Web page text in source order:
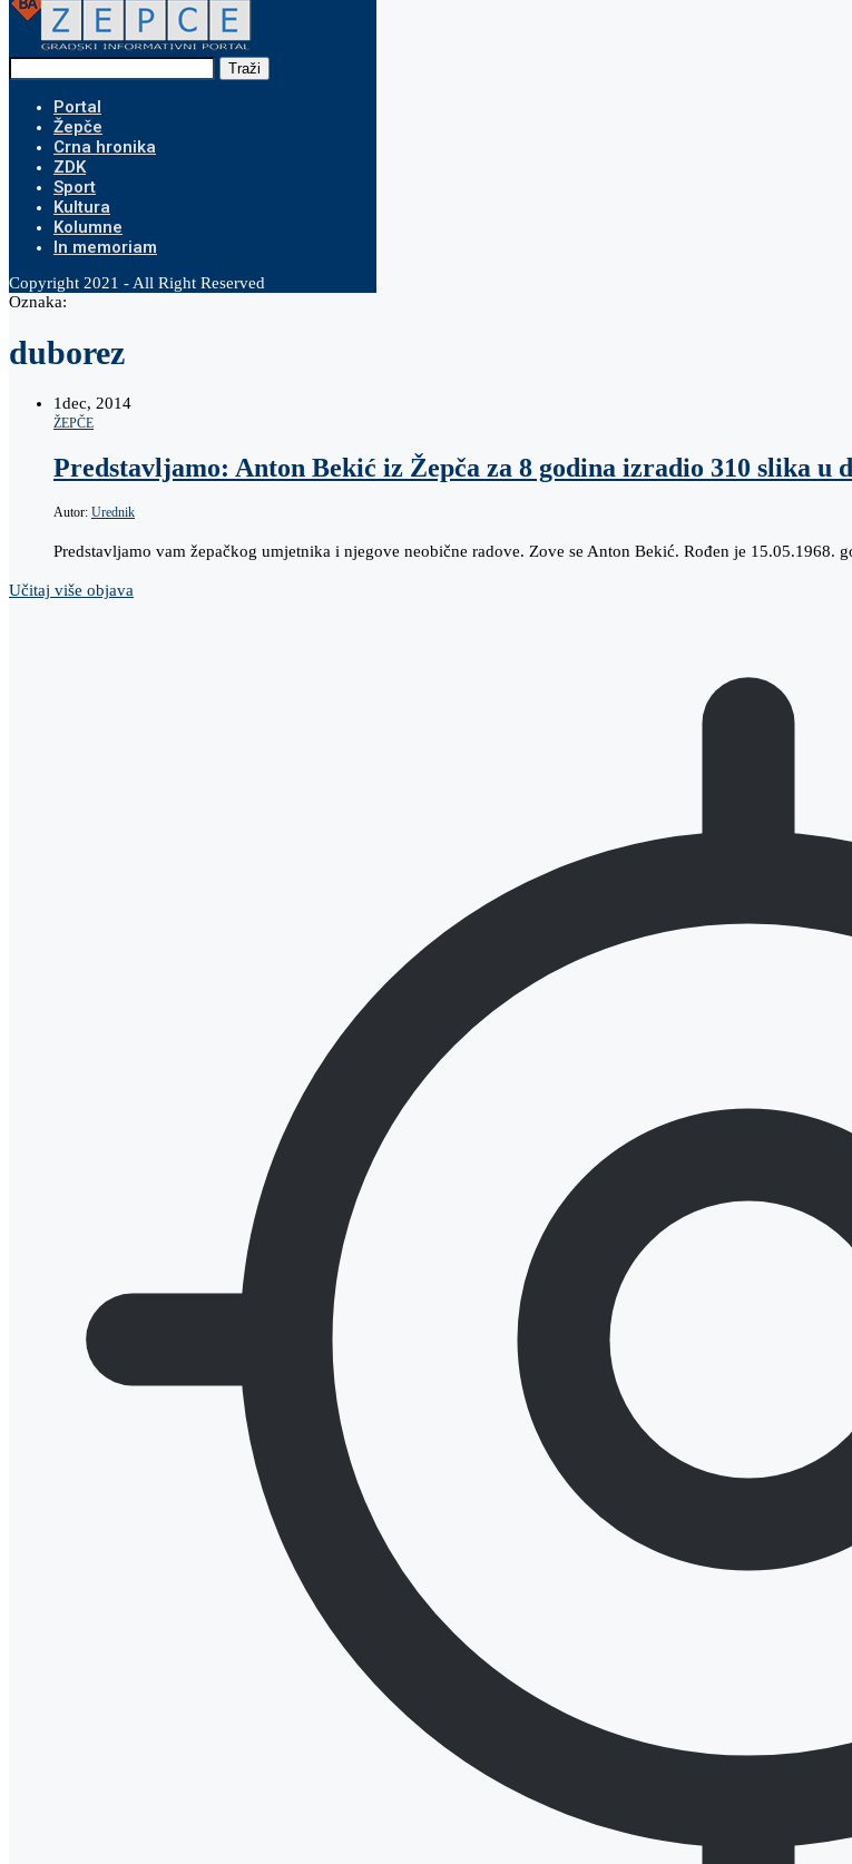
Traži
Portal
Žepče
Crna hronika
ZDK
Sport
Kultura
Kolumne
In memoriam
Copyright 2021 - All Right Reserved
Oznaka:
duborez
1dec, 2014
ŽEPČE
Predstavljamo: Anton Bekić iz Žepča za 8 godina izradio 310 slika u
Autor: Urednik
Predstavljamo vam žepačkog umjetnika i njegove neobične radove. Zove se Anton Bekić. Rođen je 15.05.1968.
Učitaj više objava